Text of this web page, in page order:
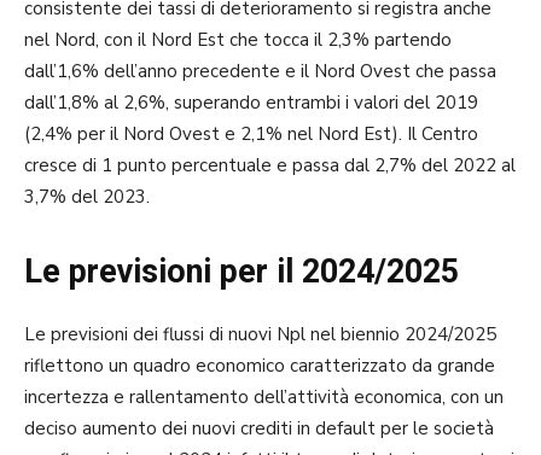
consistente dei tassi di deterioramento si registra anche
nel Nord, con il Nord Est che tocca il 2,3% partendo
dall’1,6% dell’anno precedente e il Nord Ovest che passa
dall’1,8% al 2,6%, superando entrambi i valori del 2019
(2,4% per il Nord Ovest e 2,1% nel Nord Est). Il Centro
cresce di 1 punto percentuale e passa dal 2,7% del 2022 al
3,7% del 2023.
Le previsioni per il 2024/2025
Le previsioni dei flussi di nuovi Npl nel biennio 2024/2025
riflettono un quadro economico caratterizzato da grande
incertezza e rallentamento dell’attività economica, con un
deciso aumento dei nuovi crediti in default per le società